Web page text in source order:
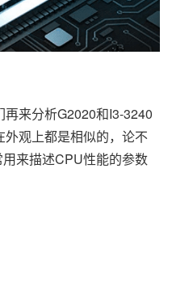
来分析G2020和I3-3240
观上都是相似的，论不
来描述CPU性能的参数